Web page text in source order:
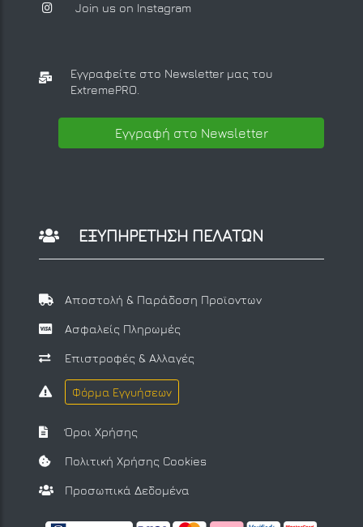
Join us on Instagram
Εγγραφείτε στο Newsletter μας του
ExtremePRO.
Εγγραφή στο Newsletter
ΕΞΥΠΗΡΕΤΗΣΗ ΠΕΛΑΤΩΝ
Αποστολή & Παράδοση Προϊοντων
Ασφαλείς Πληρωμές
Επιστροφές & Αλλαγές
Φόρμα Εγγυήσεων
Όροι Χρήσης
Πολιτική Χρήσης Cookies
Προσωπικά Δεδομένα